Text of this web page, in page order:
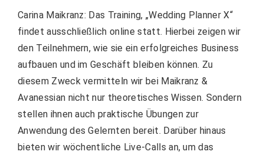
Carina Maikranz: Das Training, „Wedding Planner X“
findet ausschließlich online statt. Hierbei zeigen wir
den Teilnehmern, wie sie ein erfolgreiches Business
aufbauen und im Geschäft bleiben können. Zu
diesem Zweck vermitteln wir bei Maikranz &
Avanessian nicht nur theoretisches Wissen. Sondern
stellen ihnen auch praktische Übungen zur
Anwendung des Gelernten bereit. Darüber hinaus
bieten wir wöchentliche Live-Calls an, um das